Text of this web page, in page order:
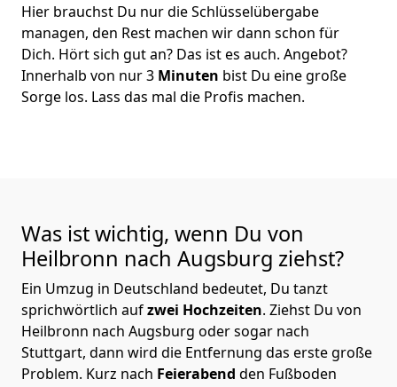
Hier brauchst Du nur die Schlüsselübergabe
managen, den Rest machen wir dann schon für
Dich. Hört sich gut an? Das ist es auch. Angebot?
Innerhalb von nur 3 Minuten bist Du eine große
Sorge los. Lass das mal die Profis machen.
Was ist wichtig, wenn Du von
Heilbronn nach Augsburg ziehst?
Ein Umzug in Deutschland bedeutet, Du tanzt
sprichwörtlich aufzwei Hochzeiten. Ziehst Du von
Heilbronn nach Augsburg oder sogar nach
Stuttgart, dann wird die Entfernung das erste große
Problem. Kurz nach Feierabend den Fußboden